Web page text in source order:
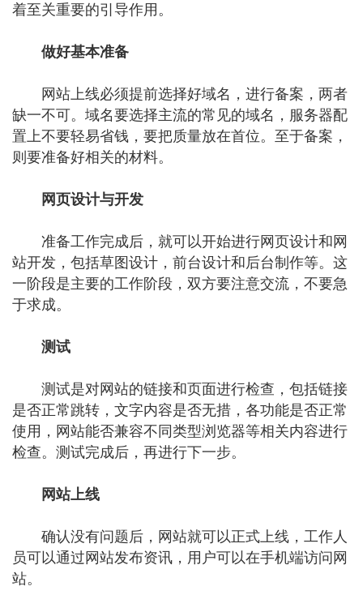
着至关重要的引导作用。
做好基本准备
网站上线必须提前选择好域名，进行备案，两者
缺一不可。域名要选择主流的常见的域名，服务器配
置上不要轻易省钱，要把质量放在首位。至于备案，
则要准备好相关的材料。
网页设计与开发
准备工作完成后，就可以开始进行网页设计和网
站开发，包括草图设计，前台设计和后台制作等。这
一阶段是主要的工作阶段，双方要注意交流，不要急
于求成。
测试
测试是对网站的链接和页面进行检查，包括链接
是否正常跳转，文字内容是否无措，各功能是否正常
使用，网站能否兼容不同类型浏览器等相关内容进行
检查。测试完成后，再进行下一步。
网站上线
确认没有问题后，网站就可以正式上线，工作人
员可以通过网站发布资讯，用户可以在手机端访问网
站。